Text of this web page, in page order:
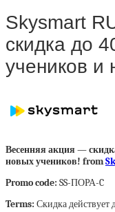
Skysmart
скидка до
учеников и
Весенняя акция —
новых учеников! from
Promo code: SS-ПОРА-C
Terms: Скидка действует